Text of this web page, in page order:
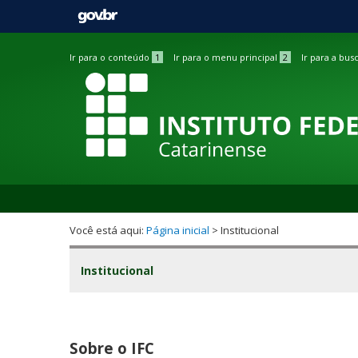
Barra
de
acessibilidade
Ir para o conteúdo 1 Ir para o menu principal 2 Ir para a
Você está aqui: Página inicial > Institucional
Institucional
Sobre o IFC